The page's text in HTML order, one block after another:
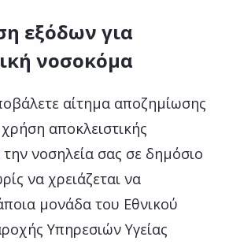
εξόδων για
νοσοκόμα
αίτημα αποζημίωσης
αποκλειστικής
νοσηλεία σας σε δημόσιο
να χρειάζεται να
μονάδα του Εθνικού
Υπηρεσιών Υγείας